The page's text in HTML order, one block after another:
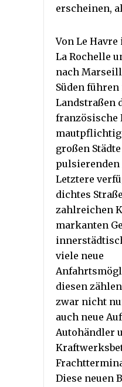
erscheinen,
Von Le
La Rochelle
nach
Süden
Landstraßen
französische
großen
pulsierenden
Letztere
dichtes
zahlreichen
markanten
viele neue
diesen
zwar nicht
auch neue
Autohändler
Diese neuen